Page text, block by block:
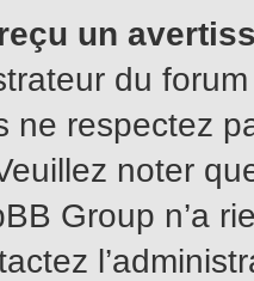
un
du
ne respectez
noter
Group n’a